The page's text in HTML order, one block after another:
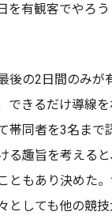
を有観客でやろ
後の2日間のみが
できるだけ導線
帯同者を3名まで
る趣旨を考える
ともあり決めた
としても他の競